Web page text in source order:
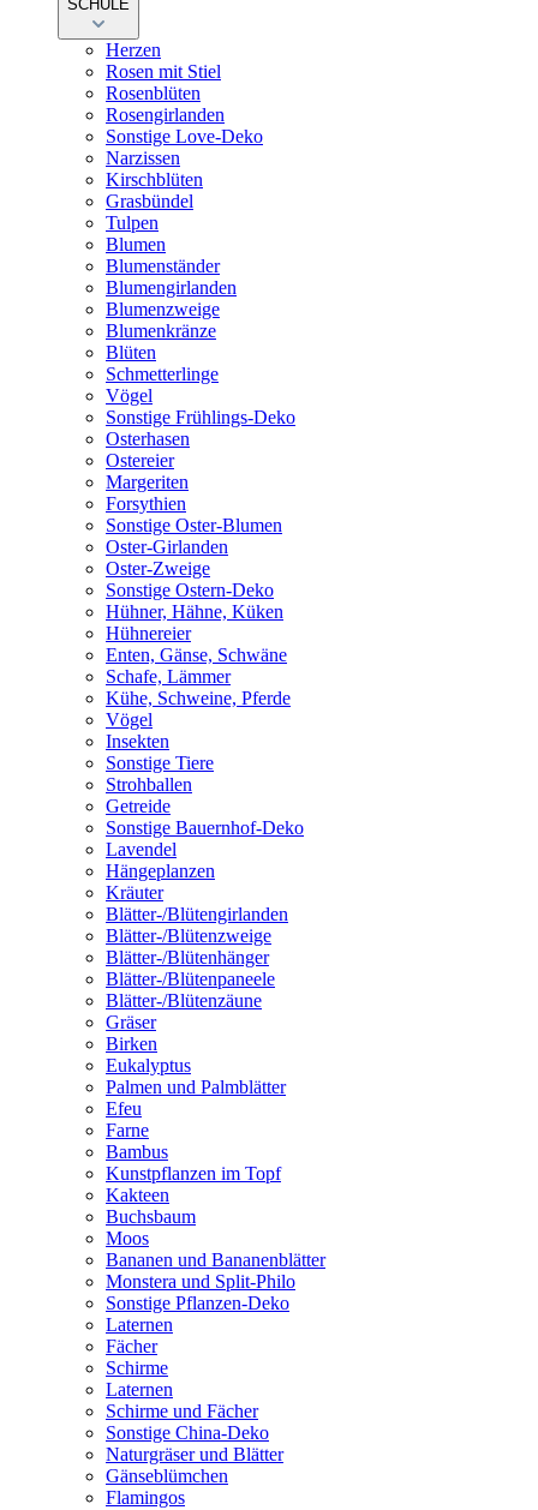
SCHULE
Herzen
Rosen mit Stiel
Rosenblüten
Rosengirlanden
Sonstige Love-Deko
Narzissen
Kirschblüten
Grasbündel
Tulpen
Blumen
Blumenständer
Blumengirlanden
Blumenzweige
Blumenkränze
Blüten
Schmetterlinge
Vögel
Sonstige Frühlings-Deko
Osterhasen
Ostereier
Margeriten
Forsythien
Sonstige Oster-Blumen
Oster-Girlanden
Oster-Zweige
Sonstige Ostern-Deko
Hühner, Hähne, Küken
Hühnereier
Enten, Gänse, Schwäne
Schafe, Lämmer
Kühe, Schweine, Pferde
Vögel
Insekten
Sonstige Tiere
Strohballen
Getreide
Sonstige Bauernhof-Deko
Lavendel
Hängeplanzen
Kräuter
Blätter-/Blütengirlanden
Blätter-/Blütenzweige
Blätter-/Blütenhänger
Blätter-/Blütenpaneele
Blätter-/Blütenzäune
Gräser
Birken
Eukalyptus
Palmen und Palmblätter
Efeu
Farne
Bambus
Kunstpflanzen im Topf
Kakteen
Buchsbaum
Moos
Bananen und Bananenblätter
Monstera und Split-Philo
Sonstige Pflanzen-Deko
Laternen
Fächer
Schirme
Laternen
Schirme und Fächer
Sonstige China-Deko
Naturgräser und Blätter
Gänseblümchen
Flamingos